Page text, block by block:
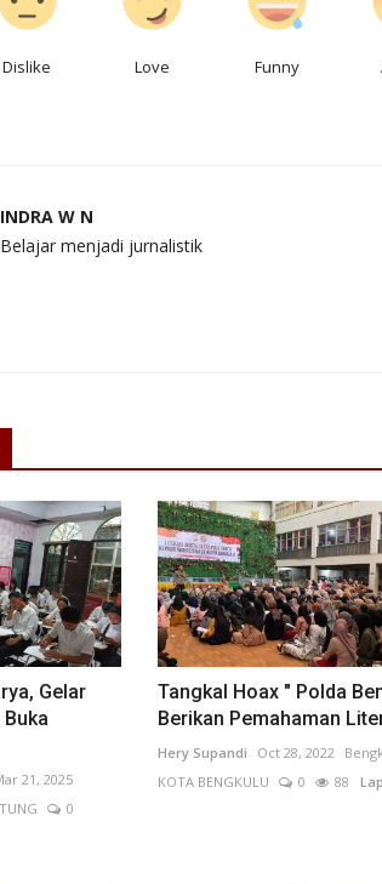
Dislike Love Funny
INDRA W N
Belajar menjadi jurnalistik
Gelar
21, 2025
0
Tangkal Hoax " Polda
Berikan Pemahaman
Hery Supandi Oct 28, 2022
KOTA BENGKULU
0 88